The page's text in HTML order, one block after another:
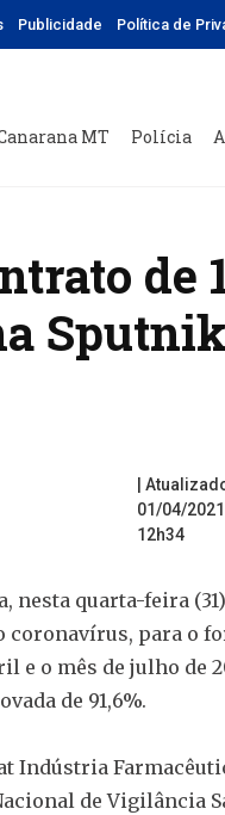
Publicidade Política de
MT Polícia
de
|
01/04/
12h34
nesta quarta-feira
coronavírus, para o
e o mês de julho de
de 91,6%.
Indústria
de Vigilância